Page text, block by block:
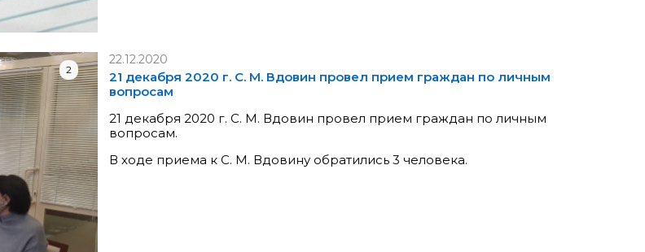
2
22.12.2020
21 декабря 2020 г. С. М. Вдовин провел прием граждан по личным
вопросам
21 декабря 2020 г. С. М. Вдовин провел прием граждан по личным
вопросам.
В ходе приема к С. М. Вдовину обратились 3 человека.